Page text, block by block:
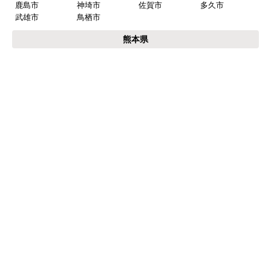
鹿島市
神埼市 佐賀市
多久市
武雄市
鳥栖市
熊本県